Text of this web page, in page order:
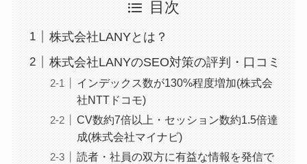
目次
株式会社LANYとは？
株式会社LANYのSEO対策の評判・口コミ
インデックス数が130%程度増加(株式会
社NTTドコモ)
CV数約7倍以上・セッション数約1.5倍達
成(株式会社マイナビ)
読者・社員の双方に有益な情報を発信で